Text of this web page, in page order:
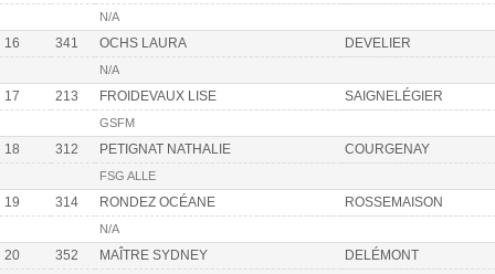
N/A
16 341 OCHS LAURA DEVELIER
N/A
17 213 FROIDEVAUX LISE SAIGNELÉGIER
GSFM
18 312 PETIGNAT NATHALIE COURGENAY
FSG ALLE
19 314 RONDEZ OCÉANE ROSSEMAISON
N/A
20 352 MAÎTRE SYDNEY DELÉMONT